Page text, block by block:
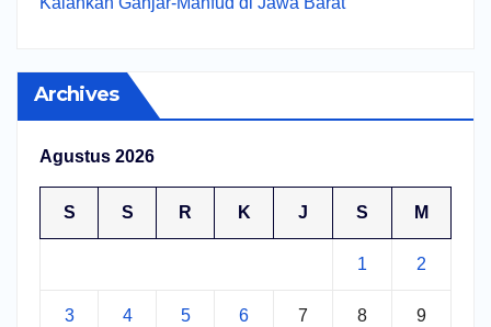
Archives
Agustus 2026
S S R K J S M
1 2
3 4 5 6 7 8 9